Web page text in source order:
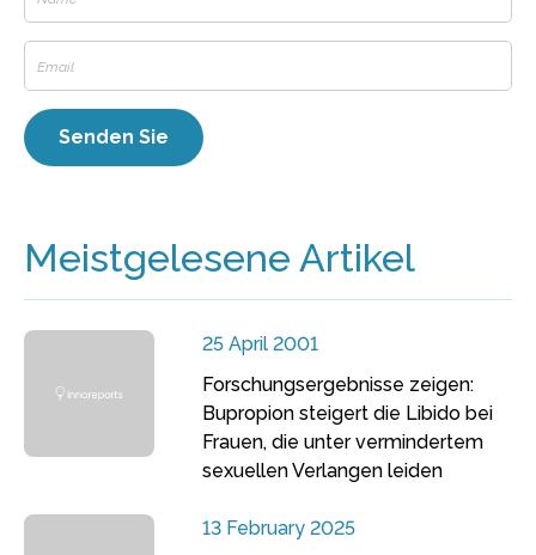
Meistgelesene Artikel
25 April 2001
Forschungsergebnisse zeigen:
Bupropion steigert die Libido bei
Frauen, die unter vermindertem
sexuellen Verlangen leiden
13 February 2025